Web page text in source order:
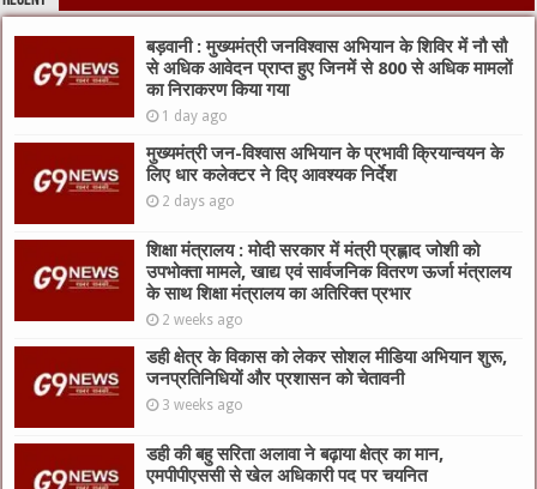
बड़वानी : मुख्यमंत्री जनविश्वास अभियान के शिविर में नौ सौ
से अधिक आवेदन प्राप्त हुए जिनमें से 800 से अधिक मामलों
का निराकरण किया गया
1 day ago
मुख्यमंत्री जन-विश्वास अभियान के प्रभावी क्रियान्वयन के
लिए धार कलेक्टर ने दिए आवश्यक निर्देश
2 days ago
शिक्षा मंत्रालय : मोदी सरकार में मंत्री प्रह्लाद जोशी को
उपभोक्ता मामले, खाद्य एवं सार्वजनिक वितरण ऊर्जा मंत्रालय
के साथ शिक्षा मंत्रालय का अतिरिक्त प्रभार
2 weeks ago
डही क्षेत्र के विकास को लेकर सोशल मीडिया अभियान शुरू,
जनप्रतिनिधियों और प्रशासन को चेतावनी
3 weeks ago
डही की बहु सरिता अलावा ने बढ़ाया क्षेत्र का मान,
एमपीपीएससी से खेल अधिकारी पद पर चयनित